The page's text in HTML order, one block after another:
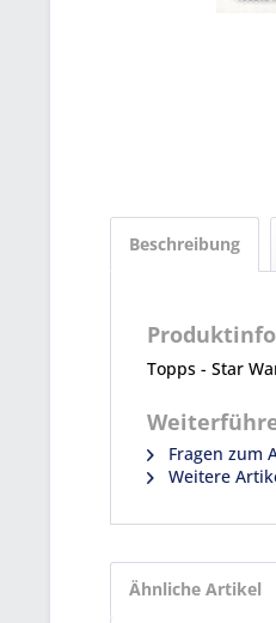
Beschreibung
Topps - Star
Fragen zum
Weitere
Ähnliche Artikel